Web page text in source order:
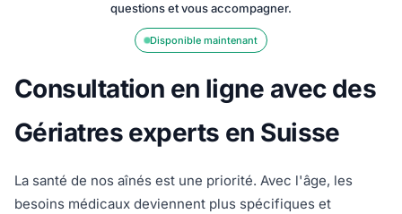
questions et vous accompagner.
Disponible maintenant
Consultation en ligne avec des
Gériatres experts en Suisse
La santé de nos aînés est une priorité. Avec l'âge, les
besoins médicaux deviennent plus spécifiques et